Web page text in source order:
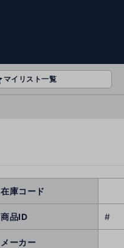
マイリスト一覧
在庫コード
商品ID #
メーカー